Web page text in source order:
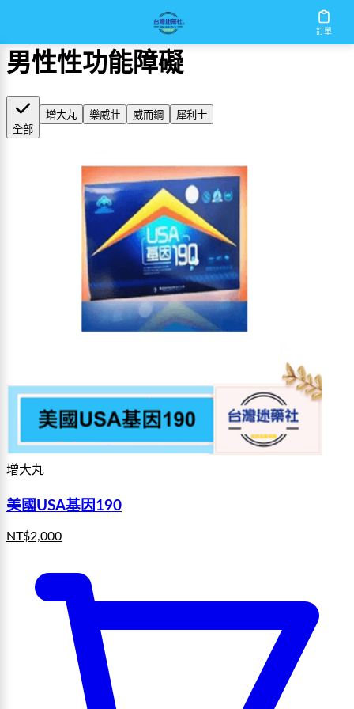
訂單
男性性功能障礙
全部
增大丸 樂威壯 威而鋼 犀利士
增大丸
美國USA基因190
NT$2,000